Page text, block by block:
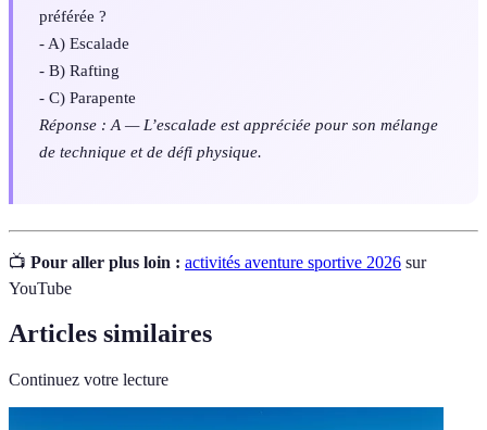
préférée ?
- A) Escalade
- B) Rafting
- C) Parapente
Réponse : A — L’escalade est appréciée pour son mélange
de technique et de défi physique.
📺 Pour aller plus loin : activités aventure sportive 2026 sur
YouTube
Articles similaires
Continuez votre lecture